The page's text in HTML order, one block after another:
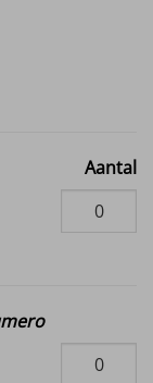
Aantal